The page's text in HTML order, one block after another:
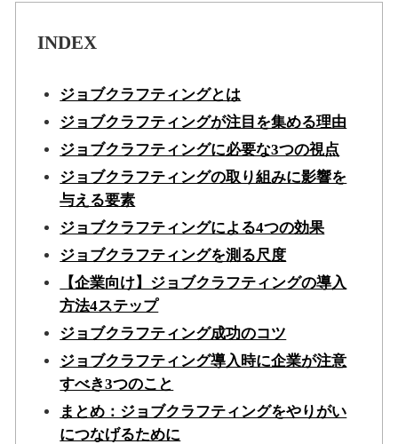
INDEX
ジョブクラフティングとは
ジョブクラフティングが注目を集める理由
ジョブクラフティングに必要な3つの視点
ジョブクラフティングの取り組みに影響を
与える要素
ジョブクラフティングによる4つの効果
ジョブクラフティングを測る尺度
【企業向け】ジョブクラフティングの導入
方法4ステップ
ジョブクラフティング成功のコツ
ジョブクラフティング導入時に企業が注意
すべき3つのこと
まとめ：ジョブクラフティングをやりがい
につなげるために